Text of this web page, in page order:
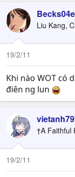
Liu Kang,
19/2/11
Khi nào WOT có
điên ng lun
†A Faithful
19/2/11